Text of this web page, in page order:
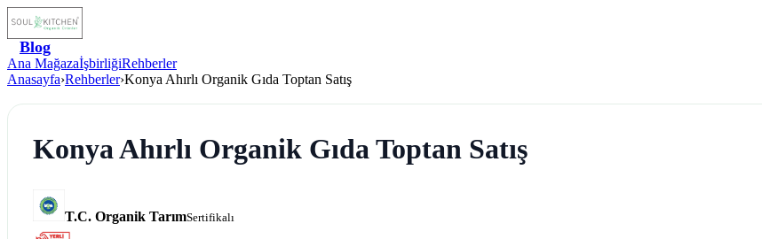
Blog
Ana MağazaİşbirliğiRehberler
Anasayfa›Rehberler›Konya Ahırlı Organik Gıda Toptan Satış
Konya Ahırlı Organik Gıda Toptan Satış
T.C. Organik TarımSertifikalı